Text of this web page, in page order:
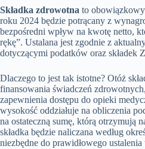
Składka zdrowotna to
roku 2024 będzie potrącany z
bezpośredni wpływ na kwotę netto,
rękę”. Ustalana jest zgodnie z
dotyczącymi podatków oraz składek
Dlaczego to jest tak istotne? Otóż
finansowania świadczeń
zapewnienia dostępu do opieki
wysokość oddziałuje na obliczenia
na ostateczną sumę, którą otrzymują
składka będzie naliczana według
niezbędne do prawidłowego